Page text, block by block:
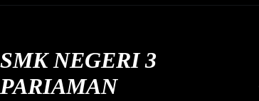
SMK NEGERI 3
PARIAMAN